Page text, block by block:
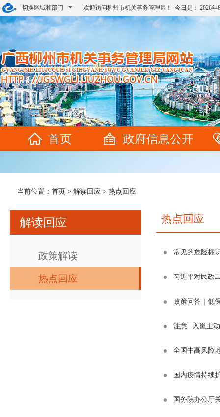
切换区域和部门 欢迎访问柳州市机关事务管理局！ 今日是： 2026
首页 政府信息公开
当前位置： 首页 > 解读回应 > 热点回应
解读回应
政策解读
热点回应
热点回应
常见的危险标
政策问答｜低
注意 | 入邕主
全国中高风险
国内疫情持续
国务院办公厅